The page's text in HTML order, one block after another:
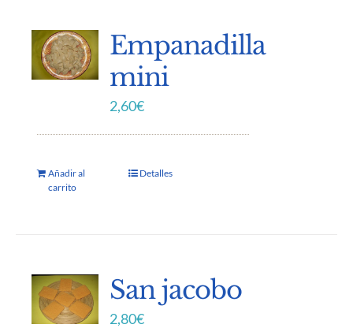
Empanadilla
mini
2,60€
Añadir al
carrito
Detalles
San jacobo
2,80€